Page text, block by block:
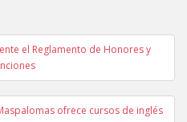
el Reglamento de Honores y
ofrece cursos de inglés